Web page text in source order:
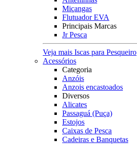
Miçangas
Flutuador EVA
Principais Marcas
Jr Pesca
Veja mais Iscas para Pesqueiro
Acessórios
Categoria
Anzóis
Anzois encastoados
Diversos
Alicates
Passaguá (Puça)
Estojos
Caixas de Pesca
Cadeiras e Banquetas